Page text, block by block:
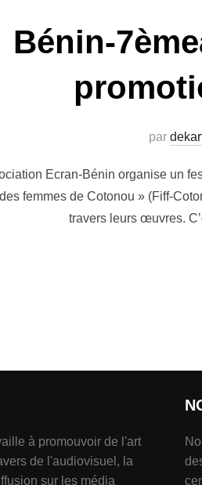
Bénin-
par
Ecran-Bénin organise un
femmes de Cotonou » (Fiff-
travers leurs œuvres.
à promouvoir de l'art
de l'audiovisuel, la
sur les média